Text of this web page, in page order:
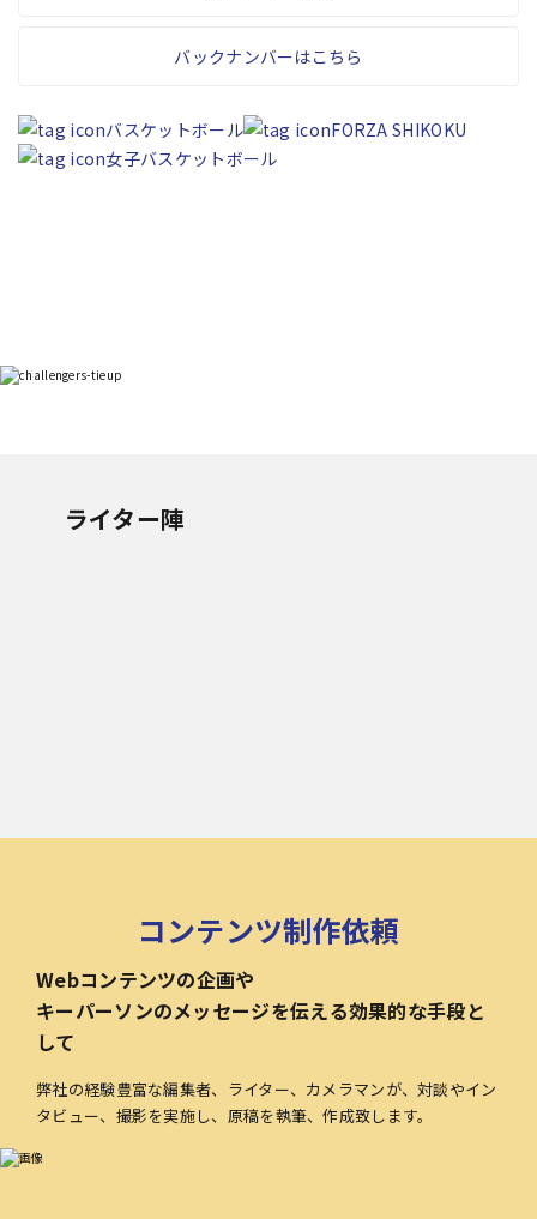
バックナンバーはこちら
バスケットボール
FORZA SHIKOKU
女子バスケットボール
ライター陣
コンテンツ制作依頼
Webコンテンツの企画や
キーパーソンのメッセージを伝える効果的な手段と
して
弊社の経験豊富な編集者、ライター、カメラマンが、対談やイン
タビュー、撮影を実施し、原稿を執筆、作成致します。